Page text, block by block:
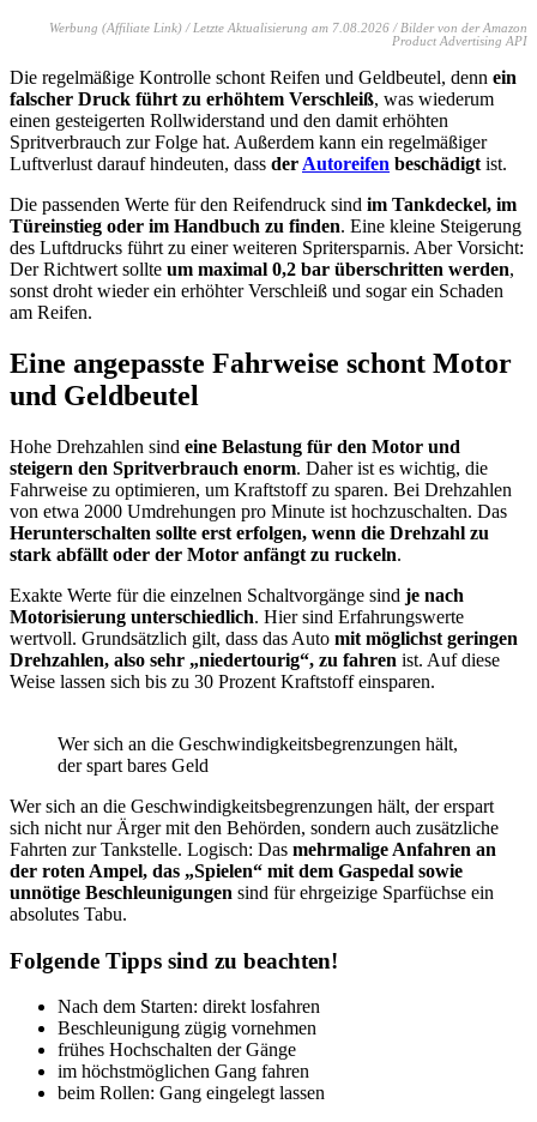
Werbung (Affiliate Link) / Letzte Aktualisierung am 7.08.2026 / Bilder von der Amazon
Product Advertising API
Die regelmäßige Kontrolle schont Reifen und Geldbeutel, denn ein
falscher Druck führt zu erhöhtem Verschleiß, was wiederum
einen gesteigerten Rollwiderstand und den damit erhöhten
Spritverbrauch zur Folge hat. Außerdem kann ein regelmäßiger
Luftverlust darauf hindeuten, dass der Autoreifen beschädigt ist.
Die passenden Werte für den Reifendruck sind im Tankdeckel, im
Türeinstieg oder im Handbuch zu finden. Eine kleine Steigerung
des Luftdrucks führt zu einer weiteren Spritersparnis. Aber Vorsicht:
Der Richtwert sollte um maximal 0,2 bar überschritten werden,
sonst droht wieder ein erhöhter Verschleiß und sogar ein Schaden
am Reifen.
Eine angepasste Fahrweise schont Motor
und Geldbeutel
Hohe Drehzahlen sind eine Belastung für den Motor und
steigern den Spritverbrauch enorm. Daher ist es wichtig, die
Fahrweise zu optimieren, um Kraftstoff zu sparen. Bei Drehzahlen
von etwa 2000 Umdrehungen pro Minute ist hochzuschalten. Das
Herunterschalten sollte erst erfolgen, wenn die Drehzahl zu
stark abfällt oder der Motor anfängt zu ruckeln.
Exakte Werte für die einzelnen Schaltvorgänge sind je nach
Motorisierung unterschiedlich. Hier sind Erfahrungswerte
wertvoll. Grundsätzlich gilt, dass das Auto mit möglichst geringen
Drehzahlen, also sehr „niedertourig“, zu fahren ist. Auf diese
Weise lassen sich bis zu 30 Prozent Kraftstoff einsparen.
Wer sich an die Geschwindigkeitsbegrenzungen hält,
der spart bares Geld
Wer sich an die Geschwindigkeitsbegrenzungen hält, der erspart
sich nicht nur Ärger mit den Behörden, sondern auch zusätzliche
Fahrten zur Tankstelle. Logisch: Das mehrmalige Anfahren an
der roten Ampel, das „Spielen“ mit dem Gaspedal sowie
unnötige Beschleunigungen sind für ehrgeizige Sparfüchse ein
absolutes Tabu.
Folgende Tipps sind zu beachten!
Nach dem Starten: direkt losfahren
Beschleunigung zügig vornehmen
frühes Hochschalten der Gänge
im höchstmöglichen Gang fahren
beim Rollen: Gang eingelegt lassen